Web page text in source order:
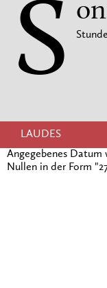
S
LAUDES
Angegebenes Datum
Nullen in der Form